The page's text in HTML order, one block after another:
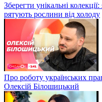
Зберегти унікальні
рятують рослини від холоду
Про роботу українських
Олексій Білошицький